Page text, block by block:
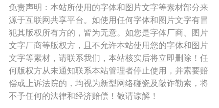
免责声明：本站所使用的字体和图片文字等素材部分来
源于互联网共享平台。如使用任何字体和图片文字有冒
犯其版权所有方的，皆为无意。如您是字体厂商、图片
文字厂商等版权方，且不允许本站使用您的字体和图片
文字等素材，请联系我们，本站核实后将立即删除！任
何版权方从未通知联系本站管理者停止使用，并索要赔
偿或上诉法院的，均视为新型网络碰瓷及敲诈勒索，将
不予任何的法律和经济赔偿！敬请谅解！